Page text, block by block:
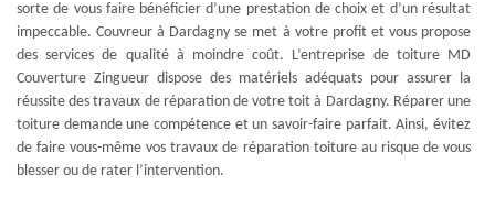
sorte de vous faire bénéficier d’une prestation de choix et d’un résultat
impeccable. Couvreur à Dardagny se met à votre profit et vous propose
des services de qualité à moindre coût. L’entreprise de toiture MD
Couverture Zingueur dispose des matériels adéquats pour assurer la
réussite des travaux de réparation de votre toit à Dardagny. Réparer une
toiture demande une compétence et un savoir-faire parfait. Ainsi, évitez
de faire vous-même vos travaux de réparation toiture au risque de vous
blesser ou de rater l’intervention.